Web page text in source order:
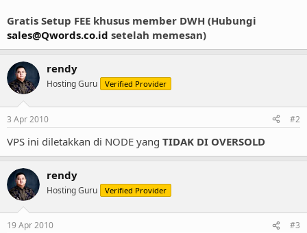
Gratis Setup FEE khusus member DWH (Hubungi
sales@Qwords.co.id setelah memesan)
rendy
Hosting Guru Verified Provider
3 Apr 2010 #2
VPS ini diletakkan di NODE yang TIDAK DI OVERSOLD
rendy
Hosting Guru Verified Provider
19 Apr 2010 #3